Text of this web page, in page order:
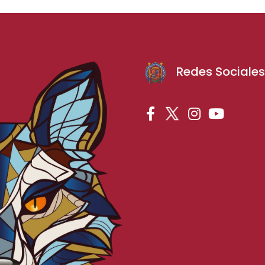
Redes Sociales